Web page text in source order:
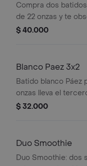
Compra dos
de 22 onzas y te
batido de 12 onzas.
$ 40.000
Blanco Paez 3x2
Batido blanco Páez
onzas lleva el
onzas).
$ 32.000
Duo Smoothie
Duo Smoothie: dos